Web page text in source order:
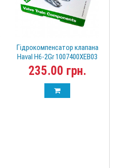
Гідрокомпенсатор клапана
Haval H6-2Gr 1007400XEB03
235.00 грн.